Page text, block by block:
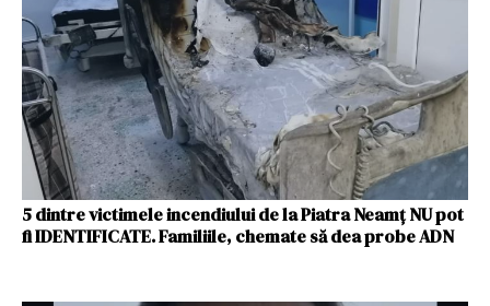
5 dintre victimele incendiului de la Piatra Neamț NU pot
fi IDENTIFICATE. Familiile, chemate să dea probe ADN